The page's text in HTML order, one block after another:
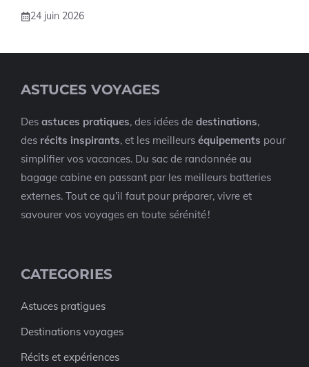
24 juin 2026
ASTUCES VOYAGES
Des astuces pratiques, des idées de destinations,
des récits inspirants, et les meilleurs équipements pour
simplifier vos vacances. Du sac de randonnée au
bagage cabine en passant par les meilleurs batteries
externes. Tout ce qu’il faut pour préparer, vivre et
savourer vos voyages en toute sérénité !
CATEGORIES
Astuces pratigues
Destinations voyages
Récits et expériences